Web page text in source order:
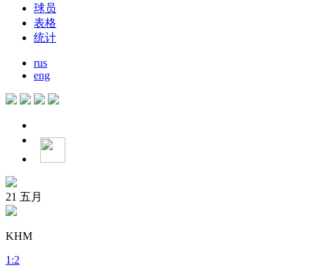
球员
表格
统计
rus
eng
21 五月
KHM
1 :2